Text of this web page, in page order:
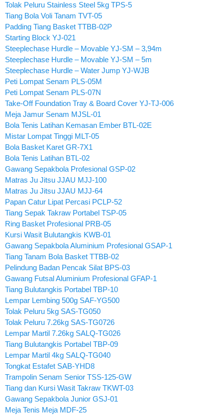
Tolak Peluru Stainless Steel 5kg TPS-5
Tiang Bola Voli Tanam TVT-05
Padding Tiang Basket TTBB-02P
Starting Block YJ-021
Steeplechase Hurdle – Movable YJ-SM – 3,94m
Steeplechase Hurdle – Movable YJ-SM – 5m
Steeplechase Hurdle – Water Jump YJ-WJB
Peti Lompat Senam PLS-05M
Peti Lompat Senam PLS-07N
Take-Off Foundation Tray & Board Cover YJ-TJ-006
Meja Jamur Senam MJSL-01
Bola Tenis Latihan Kemasan Ember BTL-02E
Mistar Lompat Tinggi MLT-05
Bola Basket Karet GR-7X1
Bola Tenis Latihan BTL-02
Gawang Sepakbola Profesional GSP-02
Matras Ju Jitsu JJAU MJJ-100
Matras Ju Jitsu JJAU MJJ-64
Papan Catur Lipat Percasi PCLP-52
Tiang Sepak Takraw Portabel TSP-05
Ring Basket Profesional PRB-05
Kursi Wasit Bulutangkis KWB-01
Gawang Sepakbola Aluminium Profesional GSAP-1
Tiang Tanam Bola Basket TTBB-02
Pelindung Badan Pencak Silat BPS-03
Gawang Futsal Aluminium Profesional GFAP-1
Tiang Bulutangkis Portabel TBP-10
Lempar Lembing 500g SAF-YG500
Tolak Peluru 5kg SAS-TG050
Tolak Peluru 7.26kg SAS-TG0726
Lempar Martil 7.26kg SALQ-TG026
Tiang Bulutangkis Portabel TBP-09
Lempar Martil 4kg SALQ-TG040
Tongkat Estafet SAB-YHD8
Trampolin Senam Senior TSS-125-GW
Tiang dan Kursi Wasit Takraw TKWT-03
Gawang Sepakbola Junior GSJ-01
Meja Tenis Meja MDF-25